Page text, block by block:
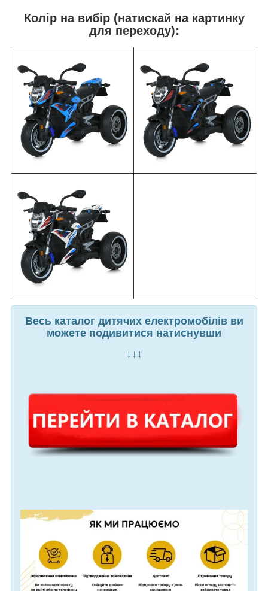
Колір на вибір (натискай на картинку
для переходу):
Весь каталог дитячих електромобілів ви
можете подивитися натиснувши
↓↓↓